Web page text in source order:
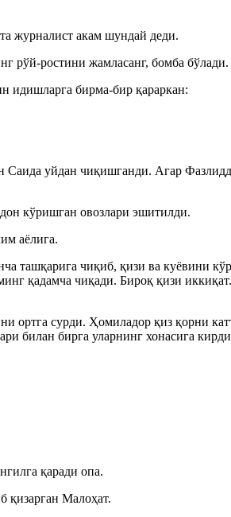
журналист акам шундай деди.
рўй-ростини жамласанг, бомба
идишларга бирма-бир қараркан:
Саида уйдан чиқишганди. Агар
кўришган овозлари эшитилди.
аёлига.
ташқарига чиқиб, қизи ва куёвини
қадамча чиқади. Бироқ қизи
ортга сурди. Ҳомиладор қиз қорни
билан бирга уларнинг хонасига
қаради опа.
Малоҳат.